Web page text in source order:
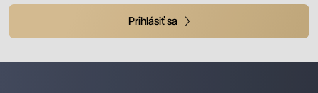
Prihlásiť sa